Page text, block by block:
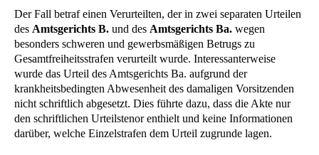
Der Fall betraf einen Verurteilten, der in zwei separaten Urteilen
des Amtsgerichts B. und des Amtsgerichts Ba. wegen
besonders schweren und gewerbsmäßigen Betrugs zu
Gesamtfreiheitsstrafen verurteilt wurde. Interessanterweise
wurde das Urteil des Amtsgerichts Ba. aufgrund der
krankheitsbedingten Abwesenheit des damaligen Vorsitzenden
nicht schriftlich abgesetzt. Dies führte dazu, dass die Akte nur
den schriftlichen Urteilstenor enthielt und keine Informationen
darüber, welche Einzelstrafen dem Urteil zugrunde lagen.